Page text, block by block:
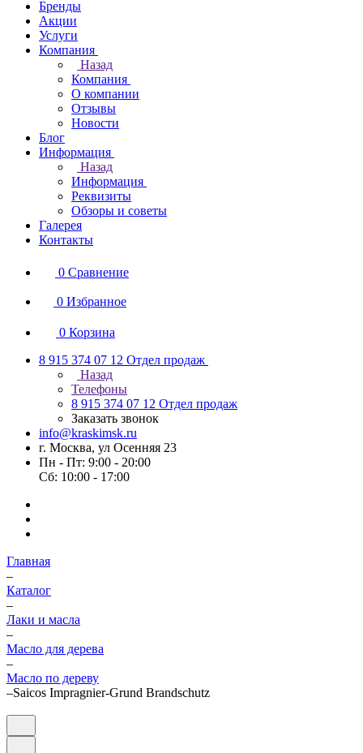
Бренды
Акции
Услуги
Компания
Назад
Компания
О компании
Отзывы
Новости
Блог
Информация
Назад
Информация
Реквизиты
Обзоры и советы
Галерея
Контакты
0 Сравнение
0 Избранное
0 Корзина
8 915 374 07 12 Отдел продаж
Назад
Телефоны
8 915 374 07 12 Отдел продаж
Заказать звонок
info@kraskimsk.ru
г. Москва, ул Осенняя 23
Пн - Пт: 9:00 - 20:00
Сб: 10:00 - 17:00
Главная
–
Каталог
–
Лаки и масла
–
Масло для дерева
–
Масло по дереву
–Saicos Impragnier-Grund Brandschutz